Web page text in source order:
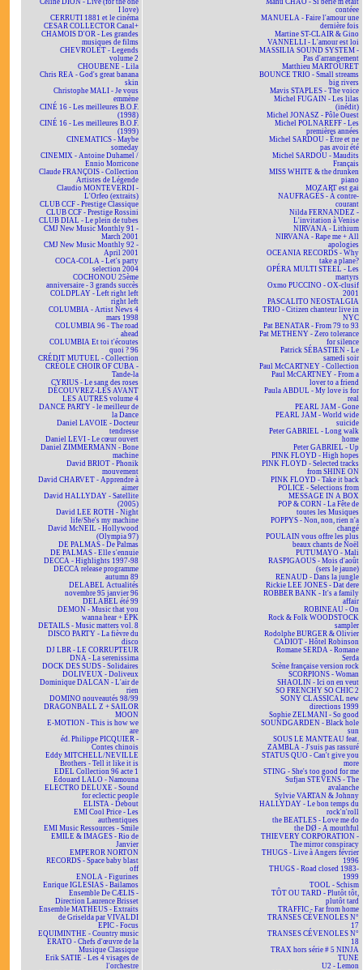
Céline DION - Live (for the one
I love)
CERRUTI 1881 et le cinéma
CESAR COLLECTOR Canal+
CHAMOIS D'OR - Les grandes
musiques de films
CHEVROLET - Legends
volume 2
CHOUBENE - Lila
Chris REA - God's great banana
skin
Christophe MALI - Je vous
emmène
CINÉ 16 - Les meilleures B.O.F.
(1998)
CINÉ 16 - Les meilleures B.O.F.
(1999)
CINEMATICS - Maybe
someday
CINEMIX - Antoine Duhamel /
Ennio Morricone
Claude FRANÇOIS - Collection
Artistes de Légende
Claudio MONTEVERDI -
L'Orfeo (extraits)
CLUB CCF - Prestige Classique
CLUB CCF - Prestige Rossini
CLUB DIAL - Le plein de tubes
CMJ New Music Monthly 91 -
March 2001
CMJ New Music Monthly 92 -
April 2001
COCA-COLA - Let's party
selection 2004
COCHONOU 25ème
anniversaire - 3 grands succès
COLDPLAY - Left right left
right left
COLUMBIA - Artist News 4
mars 1998
COLUMBIA 96 - The road
ahead
COLUMBIA Et toi t'écoutes
quoi ? 96
CRÉDIT MUTUEL - Collection
CRÉOLE CHOIR OF CUBA -
Tande-la
CYRIUS - Le sang des roses
DÉCOUVREZ-LES AVANT
LES AUTRES volume 4
DANCE PARTY - le meilleur de
la Dance
Daniel LAVOIE - Docteur
tendresse
Daniel LEVI - Le cœur ouvert
Daniel ZIMMERMANN - Bone
machine
David BRIOT - Phonik
mouvement
David CHARVET - Apprendre à
aimer
David HALLYDAY - Satellite
(2005)
David LEE ROTH - Night
life/She's my machine
David McNEIL - Hollywood
(Olympia 97)
DE PALMAS - De Palmas
DE PALMAS - Elle s'ennuie
DECCA - Highlights 1997-98
DECCA release programme
autumn 89
DELABEL Actualités
novembre 95 janvier 96
DELABEL été 99
DEMON - Music that you
wanna hear + EPK
DETAILS - Music matters vol. 8
DISCO PARTY - La fièvre du
disco
DJ LBR - LE CORRUPTEUR
DNA - La serenissima
DOCK DES SUDS - Solidaires
DOLIVEUX - Doliveux
Dominique DALCAN - L'air de
rien
DOMINO nouveautés 98/99
DRAGONBALL Z + SAILOR
MOON
E-MOTION - This is how we
are
éd. Philippe PICQUIER -
Contes chinois
Eddy MITCHELL/NEVILLE
Brothers - Tell it like it is
EDEL Collection 96 acte 1
Edouard LALO - Namouna
ELECTRO DELUXE - Sound
for eclectic people
ELISTA - Debout
EMI Cool Price - Les
authentiques
EMI Music Ressources - Smile
EMILE & IMAGES - Rio de
Janvier
EMPEROR NORTON
RECORDS - Space baby blast
off
ENOLA - Figurines
Enrique IGLESIAS - Bailamos
Ensemble De CÆLIS -
Direction Laurence Brisset
Ensemble MATHEUS - Extraits
de Griselda par VIVALDI
EPIC - Focus
EQUIMINTHE - Country music
ERATO - Chefs d'œuvre de la
Musique Classique
Erik SATIE - Les 4 visages de
l'orchestre
Manu CHAO - Si berie m'était
contéee
MANUELA - Faire l'amour une
dernière fois
Martine ST-CLAIR & Gino
VANNELLI - L'amour est loi
MASSILIA SOUND SYSTEM -
Pas d'arrangement
Matthieu MARTOURET
BOUNCE TRIO - Small streams
big rivers
Mavis STAPLES - The voice
Michel FUGAIN - Les lilas
(inédit)
Michel JONASZ - Pôle Ouest
Michel POLNAREFF - Les
premières années
Michel SARDOU - Être et ne
pas avoir été
Michel SARDOU - Maudits
Français
MISS WHITE & the drunken
piano
MOZART est gai
NAUFRAGÉS - À contre-
courant
Nilda FERNANDEZ -
L'invitation à Venise
NIRVANA - Lithium
NIRVANA - Rape me + All
apologies
OCEANIA RECORDS - Why
take a plane?
OPÉRA MULTI STEEL - Les
martyrs
Oxmo PUCCINO - OX-clusif
2001
PASCALITO NEOSTALGIA
TRIO - Citizen chanteur live in
NYC
Pat BENATAR - From 79 to 93
Pat METHENY - Zero tolerance
for silence
Patrick SÉBASTIEN - Le
samedi soir
Paul McCARTNEY - Collection
Paul McCARTNEY - From a
lover to a friend
Paula ABDUL - My love is for
real
PEARL JAM - Gone
PEARL JAM - World wide
suicide
Peter GABRIEL - Long walk
home
Peter GABRIEL - Up
PINK FLOYD - High hopes
PINK FLOYD - Selected tracks
from SHINE ON
PINK FLOYD - Take it back
POLICE - Selections from
MESSAGE IN A BOX
POP & CORN - La Fête de
toutes les Musiques
POPPYS - Non, non, rien n'a
changé
POULAIN vous offre les plus
beaux chants de Noël
PUTUMAYO - Mali
RASPIGAOUS - Mois d'août
(sers le jaune)
RENAUD - Dans la jungle
Rickie LEE JONES - Dat dere
ROBBER BANK - It's a family
affair
ROBINEAU - On
Rock & Folk WOODSTOCK
sampler
Rodolphe BURGER & Olivier
CADIOT - Hôtel Robinson
Romane SERDA - Romane
Serda
Scène française version rock
SCORPIONS - Woman
SHAOLIN - Ici on en veut
SO FRENCHY SO CHIC 2
SONY CLASSICAL new
directions 1999
Sophie ZELMANI - So good
SOUNDGARDEN - Black hole
sun
SOUS LE MANTEAU feat.
ZAMBLA - J'suis pas rassuré
STATUS QUO - Can't give you
more
STING - She's too good for me
Sufjan STEVENS - The
avalanche
Sylvie VARTAN & Johnny
HALLYDAY - Le bon temps du
rock'n'roll
the BEATLES - Love me do
the DØ - A mouthful
THIEVERY CORPORATION -
The mirror conspiracy
THUGS - Live à Angers février
1996
THUGS - Road closed 1983-
1999
TOOL - Schism
TÔT OU TARD - Plutôt tôt,
plutôt tard
TRAFFIC - Far from home
TRANSES CÉVENOLES N°
17
TRANSES CÉVENOLES N°
18
TRAX hors série # 5 NINJA
TUNE
U2 - Lemon